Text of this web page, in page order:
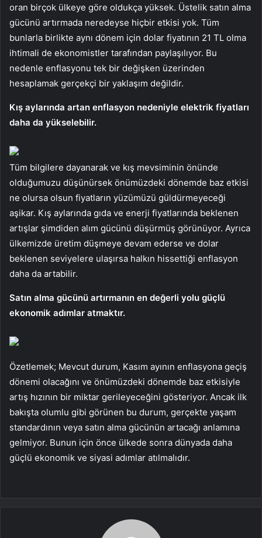
oran birçok ülkeye göre oldukça yüksek. Üstelik satın alma
gücünü artırmada neredeyse hiçbir etkisi yok. Tüm
bunlarla birlikte aynı dönem için dolar fiyatının 21 TL olma
ihtimali de ekonomistler tarafından paylaşılıyor. Bu
nedenle enflasyonu tek bir değişken üzerinden
hesaplamak gerçekçi bir yaklaşım değildir.
Kış aylarında artan enflasyon nedeniyle elektrik fiyatları
daha da yükselebilir.
Tüm bilgilere dayanarak ve kış mevsiminin önünde
olduğumuzu düşünürsek önümüzdeki dönemde baz etkisi
ne olursa olsun fiyatların yüzümüzü güldürmeyeceği
aşikar. Kış aylarında gıda ve enerji fiyatlarında beklenen
artışlar şimdiden alım gücünü düşürmüş görünüyor. Ayrıca
ülkemizde üretim düşmeye devam ederse ve dolar
beklenen seviyelere ulaşırsa halkın hissettiği enflasyon
daha da artabilir.
Satın alma gücünü artırmanın en değerli yolu güçlü
ekonomik adımlar atmaktır.
Özetlemek; Mevcut durum, Kasım ayının enflasyona geçiş
dönemi olacağını ve önümüzdeki dönemde baz etkisiyle
artış hızının bir miktar gerileyeceğini gösteriyor. Ancak ilk
bakışta olumlu gibi görünen bu durum, gerçekte yaşam
standardının veya satın alma gücünün artacağı anlamına
gelmiyor. Bunun için önce ülkede sonra dünyada daha
güçlü ekonomik ve siyasi adımlar atılmalıdır.